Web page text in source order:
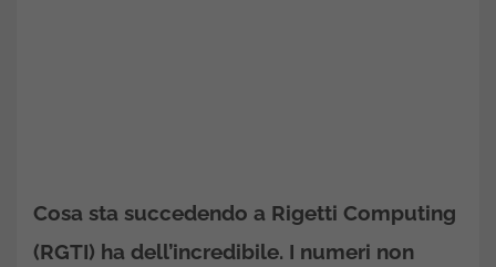
Cosa sta succedendo a Rigetti Computing
(RGTI) ha dell’incredibile. I numeri non